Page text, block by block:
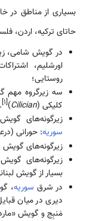
بسیاری از مناطق در
حاتای ترکیه، اردن،
در گویش شامی،
اورشلیم،
روستایی؛
سه زیرگرو­ه مهم
کلیکی (Cilician
)
[1]
زیرگونه­‌‌‌‌های
سوریه: حورانی
زیرگونه­‌‌‌‌های
زیرگونه­‌‌‌‌های
بسیار از گویش
در شرق سوریه،
دیری در میان
مَنبِج و گویش